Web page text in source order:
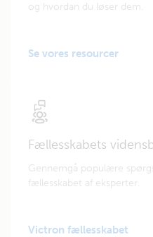
og hvordan du løser dem.
Se vores resourcer
Fællesskabets
Gennemgå populære
fællesskabet af eksperter.
Victron fællesskabet